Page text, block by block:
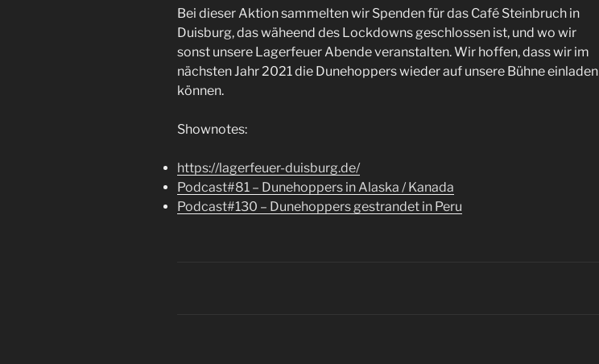
Bei dieser Aktion sammelten wir Spenden für das Café Steinbruch in
Duisburg, das wäheend des Lockdowns geschlossen ist, und wo wir
sonst unsere Lagerfeuer Abende veranstalten. Wir hoffen, dass wir im
nächsten Jahr 2021 die Dunehoppers wieder auf unsere Bühne einladen
können.
Shownotes:
https://lagerfeuer-duisburg.de/
Podcast#81 – Dunehoppers in Alaska / Kanada
Podcast#130 – Dunehoppers gestrandet in Peru